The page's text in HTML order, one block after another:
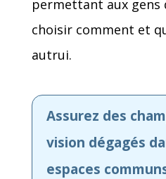
permettant aux gens
choisir comment et
autrui.
Assurez des
vision dégagés
espaces